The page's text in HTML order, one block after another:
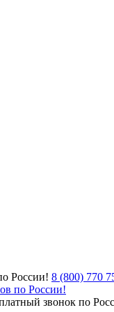
России! 8 (800) 770
по России!
звонок по